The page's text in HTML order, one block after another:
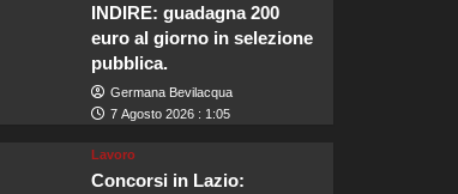
INDIRE: guadagna 200
euro al giorno in selezione
pubblica.
Germana Bevilacqua
7 Agosto 2026 : 1:05
Lavoro
Concorsi in Lazio: